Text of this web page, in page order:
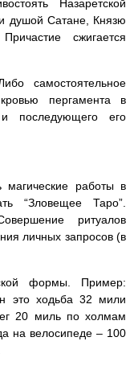
Назаретской
душой Сатане, Князю
сжигается
самостоятельное
пергамента в
и последующего его
магические работы в
“Зловещее Таро”.
ритуалов
личных запросов (в
формы. Пример:
это ходьба 32 мили
20 миль по холмам
на велосипеде – 100